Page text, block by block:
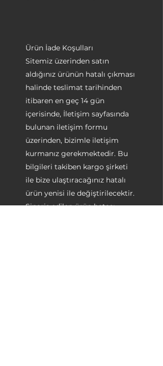
Ürün İade Koşulları
Sitemiz üzerinden satın
aldığınız ürünün hatalı çıkması
halinde teslimat tarihinden
itibaren en geç 14 gün
içerisinde, İletişim sayfasında
bulunan iletişim formu
üzerinden, bizimle iletişim
kurmanız gerekmektedir. Bu
bilgileri takiben kargo şirketi
ile bize ulaştıracağınız hatalı
ürün yenisi ile değiştirilecektir.
Sipariş edilen ürün hatası